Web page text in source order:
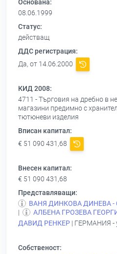
Основана:
08.06.1999
Статус:
действащ
ДДС регистрация:
Да, от 14.06.2000
КИД 2008:
4711 - Търговия на дребно в
магазини предимно с
тютюневи изделия
Вписан капитал:
€ 51 090 431,68
Внесен капитал:
€ 51 090 431,68
Представляващи:
ВАНЯ ДИНКОВА ДИНЕВА
|
АЛБЕНА ГРОЗЕВА
ДАВИД РЕНКЕР | ГЕРМАНИЯ -
Собственост: